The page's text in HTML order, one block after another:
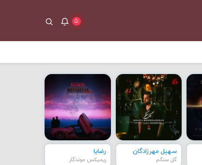
۵
سهیل مهرزادگان
گل سنگم
رضایا
ریمیکس موندگار